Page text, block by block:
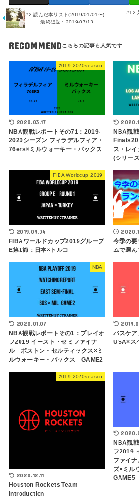
#2 読んだ本リスト(2019/01/01〜)
最終追記：2019/07/13
#12
RECOMMEND
2019-2020season
2020.03.17
NBA観戦レポートその71：2019-
2020シーズン フィラデルフィア・
76ers×ミルウォーキー・バックス
NBA観
ス・レイ
(シリー
FIBA Worldcup 2019
2019.09.04
FIBAワールドカップ2019グループ
E第1節：日本×トルコ
今季の要
ムで選
NBA
2020.01.07
NBA観戦レポートその1：プレイオ
フ2019 イースト・セミファイナ
ル ボストン・セルティックス×ミ
ルウォーキー・バックス GAME2
バスケア
USA×ス
2019-2020season
2020.12.11
Houston Rockets Team
Introduction
NBA観
フ2019
ファイ
ズ×ミル
GAME5